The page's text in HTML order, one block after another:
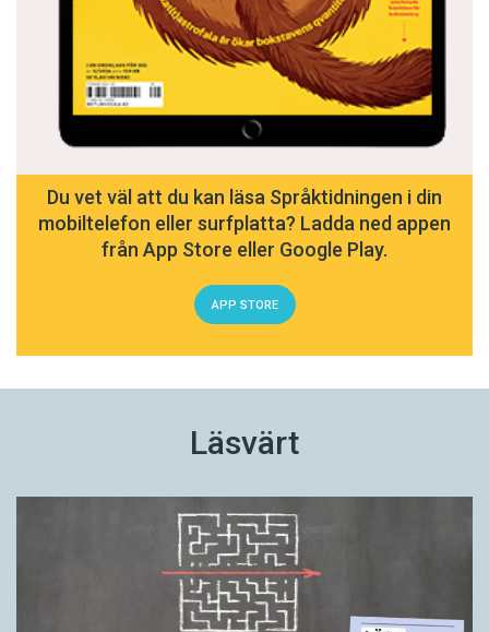
Du vet väl att du kan läsa Språktidningen i din
mobiltelefon eller surfplatta? Ladda ned appen
från App Store eller Google Play.
APP STORE
Läsvärt